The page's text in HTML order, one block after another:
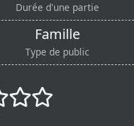
Durée d'une partie
Famille
Type de public
() ()
()